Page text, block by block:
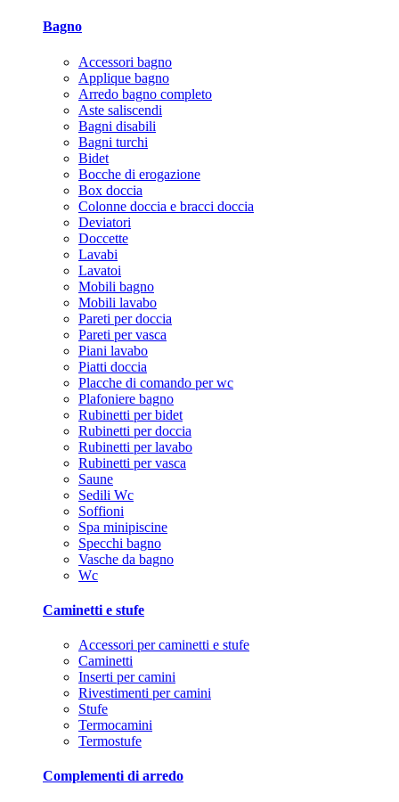
Bagno
Accessori bagno
Applique bagno
Arredo bagno completo
Aste saliscendi
Bagni disabili
Bagni turchi
Bidet
Bocche di erogazione
Box doccia
Colonne doccia e bracci doccia
Deviatori
Doccette
Lavabi
Lavatoi
Mobili bagno
Mobili lavabo
Pareti per doccia
Pareti per vasca
Piani lavabo
Piatti doccia
Placche di comando per wc
Plafoniere bagno
Rubinetti per bidet
Rubinetti per doccia
Rubinetti per lavabo
Rubinetti per vasca
Saune
Sedili Wc
Soffioni
Spa minipiscine
Specchi bagno
Vasche da bagno
Wc
Caminetti e stufe
Accessori per caminetti e stufe
Caminetti
Inserti per camini
Rivestimenti per camini
Stufe
Termocamini
Termostufe
Complementi di arredo